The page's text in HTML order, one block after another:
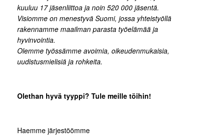
kuuluu 17 jäsenliittoa ja noin 520 000 jäsentä.
Visiomme on menestyvä Suomi, jossa yhteistyöllä
rakennamme maailman parasta työelämää ja
hyvinvointia.
Olemme työssämme avoimia, oikeudenmukaisia,
uudistusmielisiä ja rohkeita.
Olethan hyvä tyyppi? Tule meille töihin!
Haemme järjestöömme